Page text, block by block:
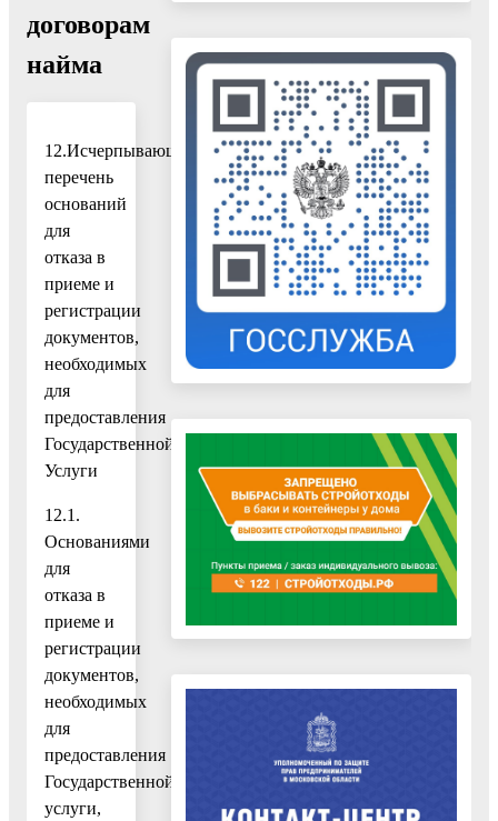
договорам
найма
12.Исчерпывающий
перечень
оснований
для
отказа в
приеме и
регистрации
документов,
необходимых
для
предоставления
Государственной
Услуги
12.1.
Основаниями
для
отказа в
приеме и
регистрации
документов,
необходимых
для
предоставления
Государственной
услуги,